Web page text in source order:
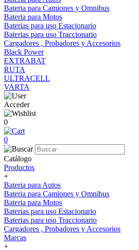
Bateria para Camiones y Omnibus
Bateria para Motos
Baterias para uso Estacionario
Baterias para uso Traccionario
Cargadores , Probadores y Accesorios
Black Power
EXTRABAT
RUTA
ULTRACELL
VARTA
Acceder
0
0
Catálogo
Productos
+
Bateria para Autos
Bateria para Camiones y Omnibus
Bateria para Motos
Baterias para uso Estacionario
Baterias para uso Traccionario
Cargadores , Probadores y Accesorios
Marcas
+